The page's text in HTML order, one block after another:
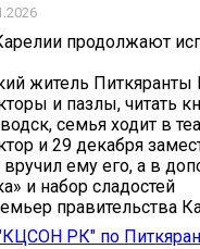
продолжают
житель
и пазлы, читать
семья ходит в
и 29 декабря
вручил ему его, а в
и набор сладостей
правительства
РК" по